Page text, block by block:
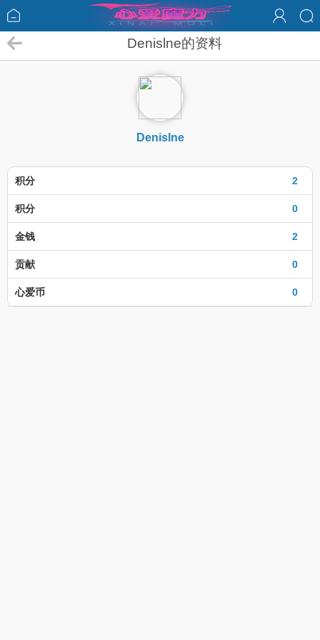
Denislne的资料
Denislne
2
积分
0
积分
2
金钱
0
贡献
0
心爱币